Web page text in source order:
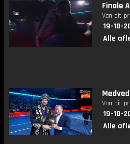
Finale
Van dit
19-10-
Alle
Van dit
19-10-
Alle